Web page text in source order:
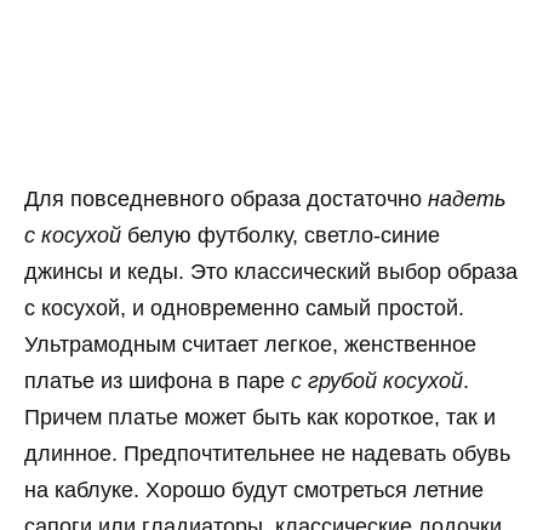
Для повседневного образа достаточно надеть
с косухой белую футболку, светло-синие
джинсы и кеды. Это классический выбор образа
с косухой, и одновременно самый простой.
Ультрамодным считает легкое, женственное
платье из шифона в паре с грубой косухой.
Причем платье может быть как короткое, так и
длинное. Предпочтительнее не надевать обувь
на каблуке. Хорошо будут смотреться летние